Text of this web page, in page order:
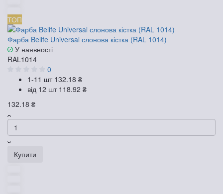
ТОП
Фарба Belife Universal слонова кістка (RAL 1014)
У наявності
RAL1014
0
1-11 шт 132.18 ₴
від 12 шт 118.92 ₴
132.18 ₴
Купити